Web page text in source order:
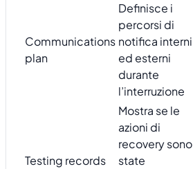
Communications
plan
Definisce i
percorsi di
notifica interni
ed esterni
durante
l’interruzione
Testing records
Mostra se le
azioni di
recovery sono
state